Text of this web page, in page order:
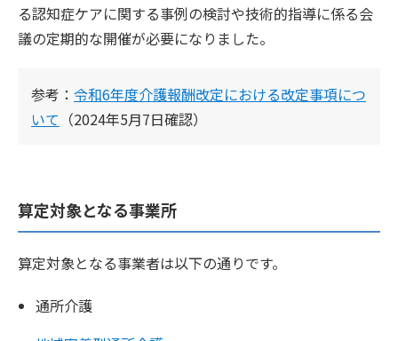
る認知症ケアに関する事例の検討や技術的指導に係る会
議の定期的な開催が必要になりました。
参考： 令和6年度介護報酬改定における改定事項につ
いて （2024年5月7日確認）
算定対象となる事業所
算定対象となる事業者は以下の通りです。
通所介護